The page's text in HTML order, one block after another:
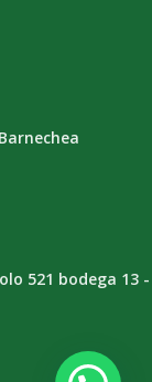
521 bodega 13 -